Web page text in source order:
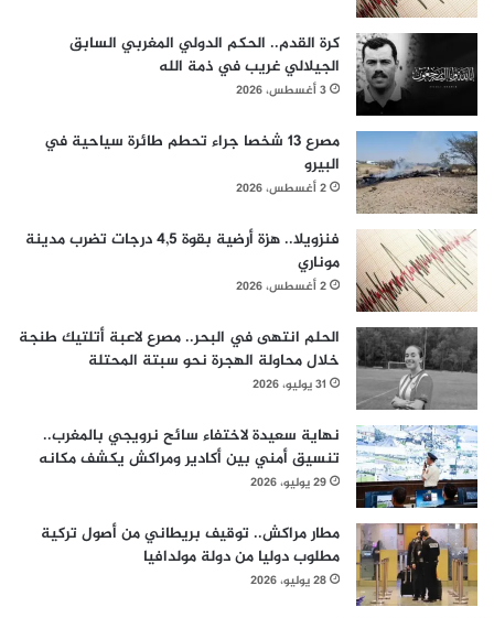
كرة القدم.. الحكم الدولي المغربي السابق
الجيلالي غريب في ذمة الله
3 أغسطس، 2026
مصرع 13 شخصا جراء تحطم طائرة سياحية في
البيرو
2 أغسطس، 2026
فنزويلا.. هزة أرضية بقوة 4,5 درجات تضرب مدينة
موناري
2 أغسطس، 2026
الحلم انتهى في البحر.. مصرع لاعبة أتلتيك طنجة
خلال محاولة الهجرة نحو سبتة المحتلة
31 يوليو، 2026
نهاية سعيدة لاختفاء سائح نرويجي بالمغرب..
تنسيق أمني بين أكادير ومراكش يكشف مكانه
29 يوليو، 2026
مطار مراكش.. توقيف بريطاني من أصول تركية
مطلوب دوليا من دولة مولدافيا
28 يوليو، 2026